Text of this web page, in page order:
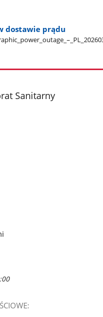
dostawie prądu
Sanitarny